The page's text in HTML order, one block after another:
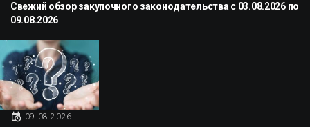
Свежий обзор закупочного законодательства с 03.08.2026 по
09.08.2026
09.08.2026